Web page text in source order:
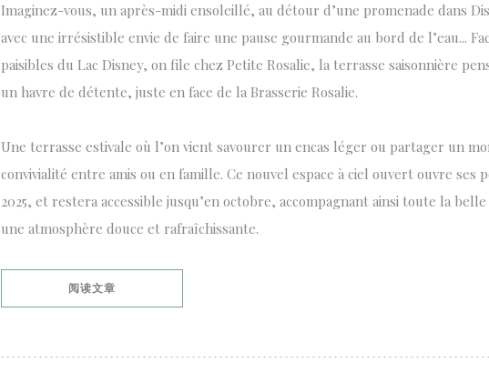
Imaginez-vous, un après-midi ensoleillé, au détour d’une promenade dans
avec une irrésistible envie de faire une pause gourmande au bord de l’eau...
paisibles du Lac Disney, on file chez Petite Rosalie, la terrasse saisonnière
un havre de détente, juste en face de la Brasserie Rosalie.
Une terrasse estivale où l’on vient savourer un encas léger ou partager un
convivialité entre amis ou en famille. Ce nouvel espace à ciel ouvert ouvre ses
2025, et restera accessible jusqu’en octobre, accompagnant ainsi toute la belle
une atmosphère douce et rafraîchissante.
阅读文章((在新窗口中打开))